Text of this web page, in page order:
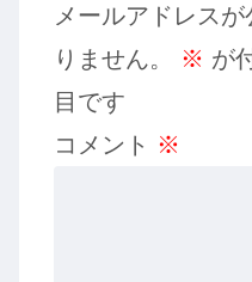
メールアドレス
りません。
※ が
目です
コメント ※